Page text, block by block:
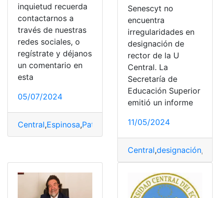
inquietud recuerda
contactarnos a
través de nuestras
redes sociales, o
regístrate y déjanos
un comentario en
esta
05/07/2024
Central,Espinosa,Patricio rector,seguirá,UCE
Senescyt no
encuentra
irregularidades en
designación de
rector de la U
Central. La
Secretaría de
Educación Superior
emitió un informe
11/05/2024
Central,designación,